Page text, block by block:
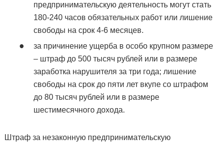
предпринимательскую деятельность могут стать
180-240 часов обязательных работ или лишение
свободы на срок 4-6 месяцев.
за причинение ущерба в особо крупном размере
– штраф до 500 тысяч рублей или в размере
заработка нарушителя за три года; лишение
свободы на срок до пяти лет вкупе со штрафом
до 80 тысяч рублей или в размере
шестимесячного дохода.
Штраф за незаконную предпринимательскую